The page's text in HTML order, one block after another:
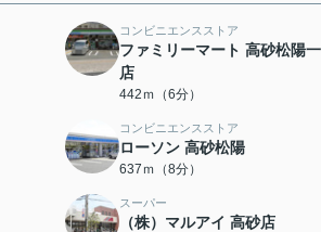
コンビニエンスストア
ファミリーマート 高砂松陽
店
442ｍ（6分）
コンビニエンスストア
ローソン 高砂松陽
637ｍ（8分）
スーパー
（株）マルアイ 高砂店